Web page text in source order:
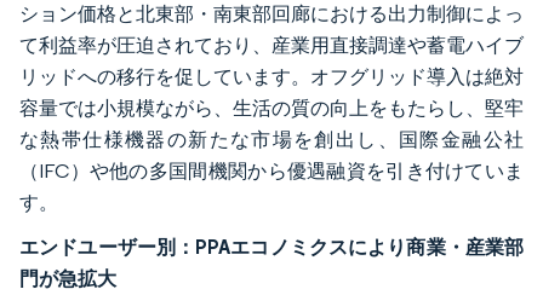
ション価格と北東部・南東部回廊における出力制御によっ
て利益率が圧迫されており、産業用直接調達や蓄電ハイブ
リッドへの移行を促しています。オフグリッド導入は絶対
容量では小規模ながら、生活の質の向上をもたらし、堅牢
な熱帯仕様機器の新たな市場を創出し、国際金融公社
（IFC）や他の多国間機関から優遇融資を引き付けていま
す。
エンドユーザー別：PPAエコノミクスにより商業・産業部
門が急拡大